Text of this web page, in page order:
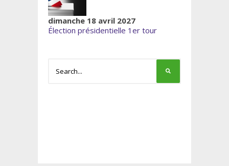
dimanche 18 avril 2027
Élection présidentielle 1er tour